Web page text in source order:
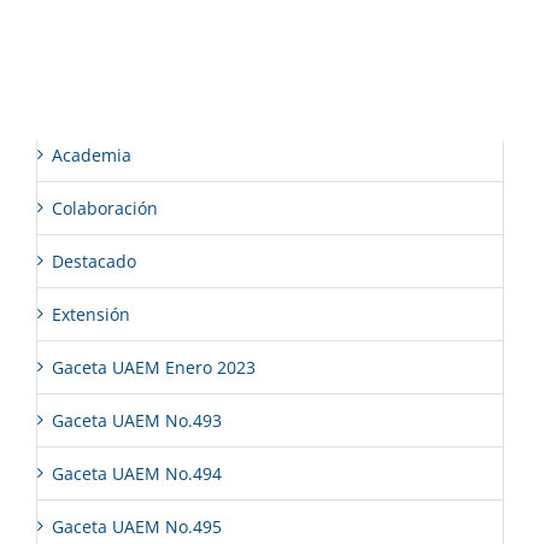
Academia
Colaboración
Destacado
Extensión
Gaceta UAEM Enero 2023
Gaceta UAEM No.493
Gaceta UAEM No.494
Gaceta UAEM No.495